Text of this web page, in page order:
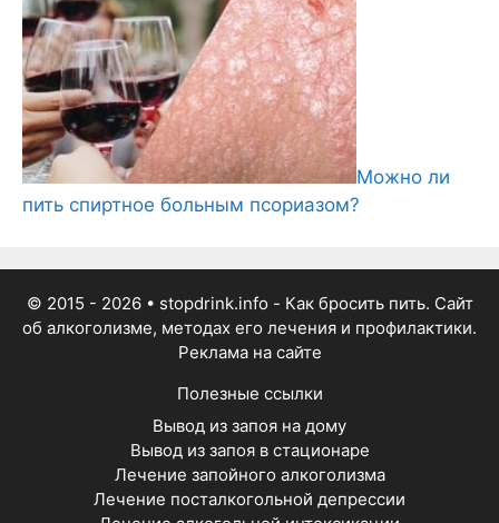
Можно ли
пить спиртное больным псориазом?
© 2015 - 2026• stopdrink.info - Как бросить пить. Сайт
об алкоголизме, методах его лечения и профилактики.
Реклама на сайте
Полезные ссылки
Вывод из запоя на дому
Вывод из запоя в стационаре
Лечение запойного алкоголизма
Лечение посталкогольной депрессии